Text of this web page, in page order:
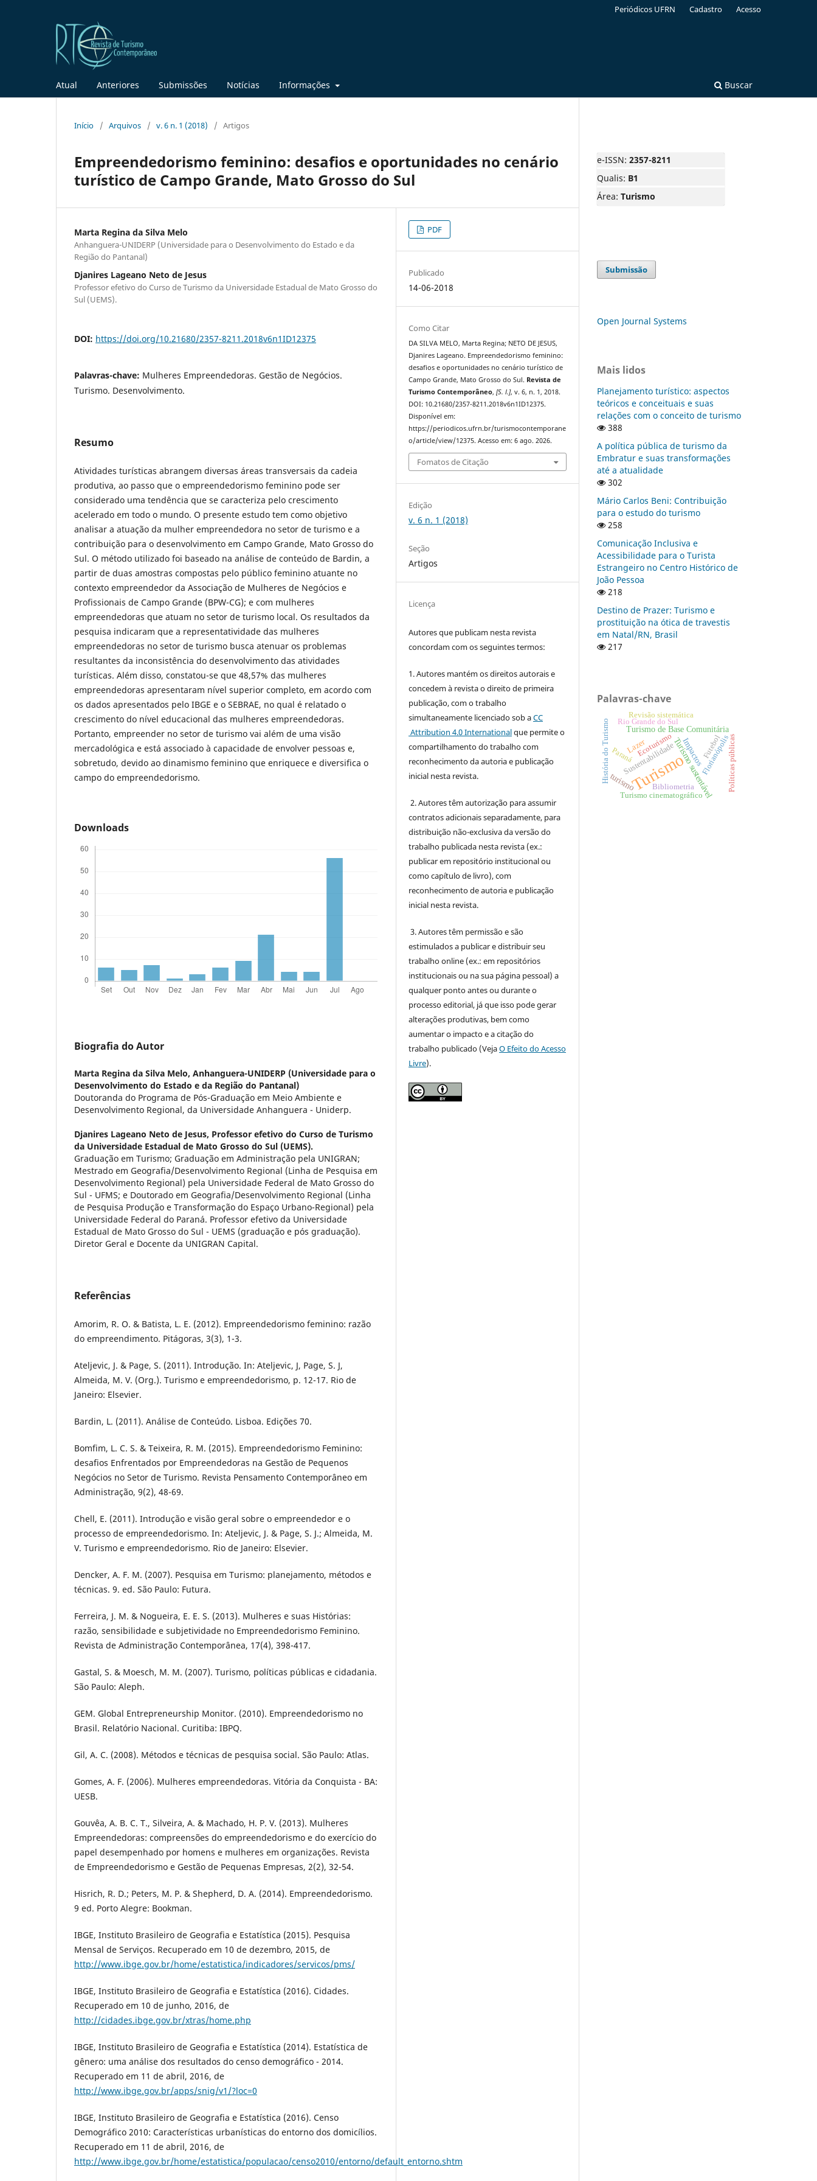
Atual Anteriores Submissões Notícias Informações Buscar
Periódicos UFRN Cadastro Acesso
Início / Arquivos / v. 6 n. 1 (2018) / Artigos
Empreendedorismo feminino: desafios e oportunidades no cenário
turístico de Campo Grande, Mato Grosso do Sul
Marta Regina da Silva Melo
Anhanguera-UNIDERP (Universidade para o Desenvolvimento do Estado e da
Região do Pantanal)
Djanires Lageano Neto de Jesus
Professor efetivo do Curso de Turismo da Universidade Estadual de Mato Grosso do
Sul (UEMS).
DOI: https://doi.org/10.21680/2357-8211.2018v6n1ID12375
Palavras-chave: Mulheres Empreendedoras. Gestão de Negócios.
Turismo. Desenvolvimento.
Resumo
Atividades turísticas abrangem diversas áreas transversais da cadeia
produtiva, ao passo que o empreendedorismo feminino pode ser
considerado uma tendência que se caracteriza pelo crescimento
acelerado em todo o mundo. O presente estudo tem como objetivo
analisar a atuação da mulher empreendedora no setor de turismo e a
contribuição para o desenvolvimento em Campo Grande, Mato Grosso do
Sul. O método utilizado foi baseado na análise de conteúdo de Bardin, a
partir de duas amostras compostas pelo público feminino atuante no
contexto empreendedor da Associação de Mulheres de Negócios e
Profissionais de Campo Grande (BPW-CG); e com mulheres
empreendedoras que atuam no setor de turismo local. Os resultados da
pesquisa indicaram que a representatividade das mulheres
empreendedoras no setor de turismo busca atenuar os problemas
resultantes da inconsistência do desenvolvimento das atividades
turísticas. Além disso, constatou-se que 48,57% das mulheres
empreendedoras apresentaram nível superior completo, em acordo com
os dados apresentados pelo IBGE e o SEBRAE, no qual é relatado o
crescimento do nível educacional das mulheres empreendedoras.
Portanto, empreender no setor de turismo vai além de uma visão
mercadológica e está associado à capacidade de envolver pessoas e,
sobretudo, devido ao dinamismo feminino que enriquece e diversifica o
campo do empreendedorismo.
Downloads
Biografia do Autor
Marta Regina da Silva Melo, Anhanguera-UNIDERP (Universidade para o
Desenvolvimento do Estado e da Região do Pantanal)
Doutoranda do Programa de Pós-Graduação em Meio Ambiente e
Desenvolvimento Regional, da Universidade Anhanguera - Uniderp.
Djanires Lageano Neto de Jesus, Professor efetivo do Curso de Turismo
da Universidade Estadual de Mato Grosso do Sul (UEMS).
Graduação em Turismo; Graduação em Administração pela UNIGRAN;
Mestrado em Geografia/Desenvolvimento Regional (Linha de Pesquisa em
Desenvolvimento Regional) pela Universidade Federal de Mato Grosso do
Sul - UFMS; e Doutorado em Geografia/Desenvolvimento Regional (Linha
de Pesquisa Produção e Transformação do Espaço Urbano-Regional) pela
Universidade Federal do Paraná. Professor efetivo da Universidade
Estadual de Mato Grosso do Sul - UEMS (graduação e pós graduação).
Diretor Geral e Docente da UNIGRAN Capital.
Referências
Amorim, R. O. & Batista, L. E. (2012). Empreendedorismo feminino: razão
do empreendimento. Pitágoras, 3(3), 1-3.
Ateljevic, J. & Page, S. (2011). Introdução. In: Ateljevic, J, Page, S. J,
Almeida, M. V. (Org.). Turismo e empreendedorismo, p. 12-17. Rio de
Janeiro: Elsevier.
Bardin, L. (2011). Análise de Conteúdo. Lisboa. Edições 70.
Bomfim, L. C. S. & Teixeira, R. M. (2015). Empreendedorismo Feminino:
desafios Enfrentados por Empreendedoras na Gestão de Pequenos
Negócios no Setor de Turismo. Revista Pensamento Contemporâneo em
Administração, 9(2), 48-69.
Chell, E. (2011). Introdução e visão geral sobre o empreendedor e o
processo de empreendedorismo. In: Ateljevic, J. & Page, S. J.; Almeida, M.
V. Turismo e empreendedorismo. Rio de Janeiro: Elsevier.
Dencker, A. F. M. (2007). Pesquisa em Turismo: planejamento, métodos e
técnicas. 9. ed. São Paulo: Futura.
Ferreira, J. M. & Nogueira, E. E. S. (2013). Mulheres e suas Histórias:
razão, sensibilidade e subjetividade no Empreendedorismo Feminino.
Revista de Administração Contemporânea, 17(4), 398-417.
Gastal, S. & Moesch, M. M. (2007). Turismo, políticas públicas e cidadania.
São Paulo: Aleph.
GEM. Global Entrepreneurship Monitor. (2010). Empreendedorismo no
Brasil. Relatório Nacional. Curitiba: IBPQ.
Gil, A. C. (2008). Métodos e técnicas de pesquisa social. São Paulo: Atlas.
Gomes, A. F. (2006). Mulheres empreendedoras. Vitória da Conquista - BA:
UESB.
Gouvêa, A. B. C. T., Silveira, A. & Machado, H. P. V. (2013). Mulheres
Empreendedoras: compreensões do empreendedorismo e do exercício do
papel desempenhado por homens e mulheres em organizações. Revista
de Empreendedorismo e Gestão de Pequenas Empresas, 2(2), 32-54.
Hisrich, R. D.; Peters, M. P. & Shepherd, D. A. (2014). Empreendedorismo.
9 ed. Porto Alegre: Bookman.
IBGE, Instituto Brasileiro de Geografia e Estatística (2015). Pesquisa
Mensal de Serviços. Recuperado em 10 de dezembro, 2015, de
http://www.ibge.gov.br/home/estatistica/indicadores/servicos/pms/
IBGE, Instituto Brasileiro de Geografia e Estatística (2016). Cidades.
Recuperado em 10 de junho, 2016, de
http://cidades.ibge.gov.br/xtras/home.php
IBGE, Instituto Brasileiro de Geografia e Estatística (2014). Estatística de
gênero: uma análise dos resultados do censo demográfico - 2014.
Recuperado em 11 de abril, 2016, de
http://www.ibge.gov.br/apps/snig/v1/?loc=0
IBGE, Instituto Brasileiro de Geografia e Estatística (2016). Censo
Demográfico 2010: Características urbanísticas do entorno dos domicílios.
Recuperado em 11 de abril, 2016, de
http://www.ibge.gov.br/home/estatistica/populacao/censo2010/entorno/default_entorno.shtm
PDF
Publicado
14-06-2018
Como Citar
DA SILVA MELO, Marta Regina; NETO DE JESUS,
Djanires Lageano. Empreendedorismo feminino:
desafios e oportunidades no cenário turístico de
Campo Grande, Mato Grosso do Sul. Revista de
Turismo Contemporâneo,[S. l.], v. 6, n. 1, 2018.
DOI: 10.21680/2357-8211.2018v6n1ID12375.
Disponível em:
https://periodicos.ufrn.br/turismocontemporane
o/article/view/12375. Acesso em: 6 ago. 2026.
Fomatos de Citação
Edição
v. 6 n. 1 (2018)
Seção
Artigos
Licença
Autores que publicam nesta revista
concordam com os seguintes termos:
1. Autores mantém os direitos autorais e
concedem à revista o direito de primeira
publicação, com o trabalho
simultaneamente licenciado sob aCC
Attribution 4.0 Internationalque permite o
compartilhamento do trabalho com
reconhecimento da autoria e publicação
inicial nesta revista.
2. Autores têm autorização para assumir
contratos adicionais separadamente, para
distribuição não-exclusiva da versão do
trabalho publicada nesta revista (ex.:
publicar em repositório institucional ou
como capítulo de livro), com
reconhecimento de autoria e publicação
inicial nesta revista.
3. Autores têm permissão e são
estimulados a publicar e distribuir seu
trabalho online (ex.: em repositórios
institucionais ou na sua página pessoal) a
qualquer ponto antes ou durante o
processo editorial, já que isso pode gerar
alterações produtivas, bem como
aumentar o impacto e a citação do
trabalho publicado (VejaO Efeito do Acesso
Livre).
e-ISSN: 2357-8211
Qualis: B1
Área: Turismo
Submissão
Open Journal Systems
Mais lidos
Planejamento turístico: aspectos
teóricos e conceituais e suas
relações com o conceito de turismo
388
A política pública de turismo da
Embratur e suas transformações
até a atualidade
302
Mário Carlos Beni: Contribuição
para o estudo do turismo
258
Comunicação Inclusiva e
Acessibilidade para o Turista
Estrangeiro no Centro Histórico de
João Pessoa
218
Destino de Prazer: Turismo e
prostituição na ótica de travestis
em Natal/RN, Brasil
217
Palavras-chave
TurismoTurismo sustentável
turismo
Impactos
Lazer
Sustentabilidade
Turismo de Base Comunitária
Ecoturismo Florianópolis
Turismo cinematográfico
Políticas públicas
Paraná
Bibliometria
História do Turismo Rio Grande do Sul
Futebol
Revisão sistemática